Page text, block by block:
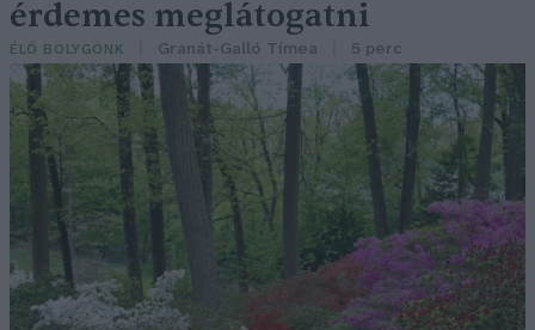
érdemes meglátogatni
ÉLŐ BOLYGÓNK Granát-Galló Tímea 5 perc